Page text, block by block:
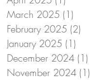
March 2025 (1)
February 2025 (2)
January 2025 (1)
December 2024 (1)
November 2024 (1)